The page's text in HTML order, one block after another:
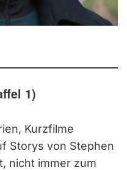
1)
Kurzfilme
Storys von Stephen
nicht immer zum